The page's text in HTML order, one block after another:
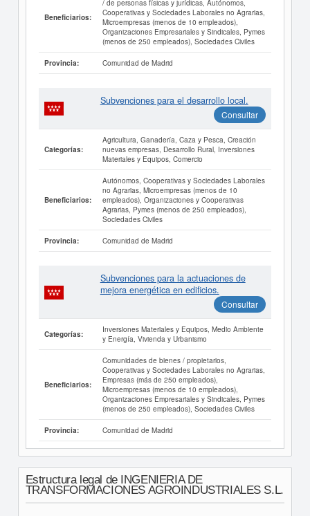
Beneficiarios:
/ de personas físicas y jurídicas, Autónomos,
Cooperativas y Sociedades Laborales no Agrarias,
Microempresas (menos de 10 empleados),
Organizaciones Empresariales y Sindicales, Pymes
(menos de 250 empleados), Sociedades Civiles
Provincia: Comunidad de Madrid
Subvenciones para el desarrollo local.
Consultar
Categorías:
Agricultura, Ganadería, Caza y Pesca, Creación
nuevas empresas, Desarrollo Rural, Inversiones
Materiales y Equipos, Comercio
Beneficiarios:
Autónomos, Cooperativas y Sociedades Laborales
no Agrarias, Microempresas (menos de 10
empleados), Organizaciones y Cooperativas
Agrarias, Pymes (menos de 250 empleados),
Sociedades Civiles
Provincia: Comunidad de Madrid
Subvenciones para la actuaciones de
mejora energética en edificios.
Consultar
Categorías:
Inversiones Materiales y Equipos, Medio Ambiente
y Energía, Vivienda y Urbanismo
Beneficiarios:
Comunidades de bienes / propietarios,
Cooperativas y Sociedades Laborales no Agrarias,
Empresas (más de 250 empleados),
Microempresas (menos de 10 empleados),
Organizaciones Empresariales y Sindicales, Pymes
(menos de 250 empleados), Sociedades Civiles
Provincia: Comunidad de Madrid
Estructura legal de INGENIERIA DE
TRANSFORMACIONES AGROINDUSTRIALES S.L.